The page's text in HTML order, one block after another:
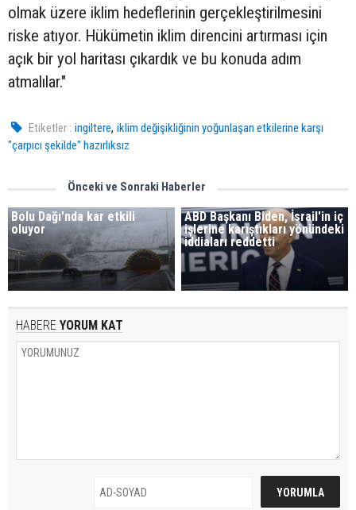
olmak üzere iklim hedeflerinin gerçekleştirilmesini
riske atıyor. Hükümetin iklim direncini artırması için
açık bir yol haritası çıkardık ve bu konuda adım
atmalılar."
Etiketler : ingiltere,iklim değişikliğinin yoğunlaşan etkilerine karşı
"çarpıcı şekilde" hazırlıksız
Önceki ve Sonraki Haberler
Bolu Dağı'nda kar etkili
oluyor
ABD Başkanı Biden, İsrail'in iç
işlerine karıştıkları yönündeki
iddiaları reddetti
HABERE YORUM KAT